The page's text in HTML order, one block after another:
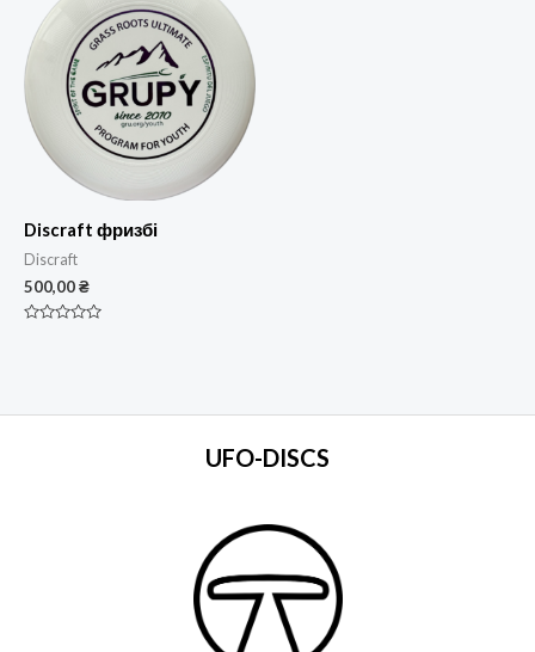
Discraft фризбі
Discraft
500,00₴
UFO-DISCS